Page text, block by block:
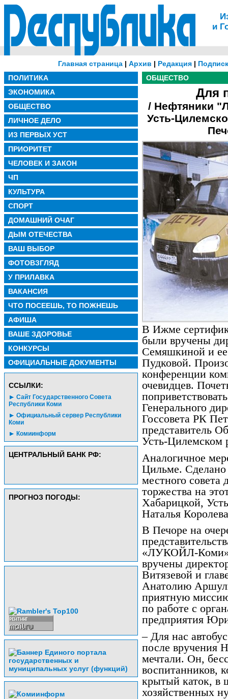
и
Главная страница| Архив | Редакция|
ПОЛИТИКА
ЭКОНОМИКА
ОБЩЕСТВО
ЛИЧНОЕ ДЕЛО
ИЗ ПЕРВЫХ УСТ
ПРИОРИТЕТ
ЧЕЛОВЕК И ЗАКОН
ЧП
КУЛЬТУРА
СПОРТ
ДОМАШНИЙ ОЧАГ
ДЫМ ОТЕЧЕСТВА
ВАШ ВЫБОР
ФОТОВЗГЛЯД
У ПРИЛАВКА
ВАКАНСИЯ
ЧТО ПОСЕЕШЬ, ТО ПОЖНЕШЬ
АФИША
ВАШЕ ЗДОРОВЬЕ
КОНКУРСЫ
ОФИЦИАЛЬНЫЕ ДОКУМЕНТЫ
CСЫЛКИ:
Сайт Государственного Совета
Республики Коми
Официальный сервер Республики
Коми
Комиинформ
ЦЕНТРАЛЬНЫЙ БАНК РФ:
ПРОГНОЗ ПОГОДЫ:
ОБЩЕСТВО
Для
/ Нефтяники
Усть-
В Ижме
были вручены
Семяшкиной и ее
Пудковой.
конференции
очевидцев.
Генерального
Госсовета РК
представитель
Усть-­Цилемском
Аналогичное
Цильме. Сделано
местного совета
торжества на
Хабарицкой,
Наталья
В Печоре на
«ЛУКОЙЛ­-Коми»
вручены
Витязевой и
Анатолию
приятную
по работе с
предприятия
– Для нас
после вручения
мечтали. Он,
воспитанников,
крытый каток, в
хозяйственных